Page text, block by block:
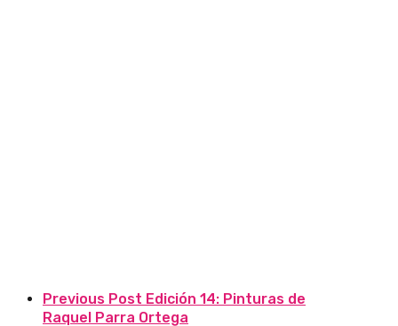
Previous Post Edición 14: Pinturas de
Raquel Parra Ortega